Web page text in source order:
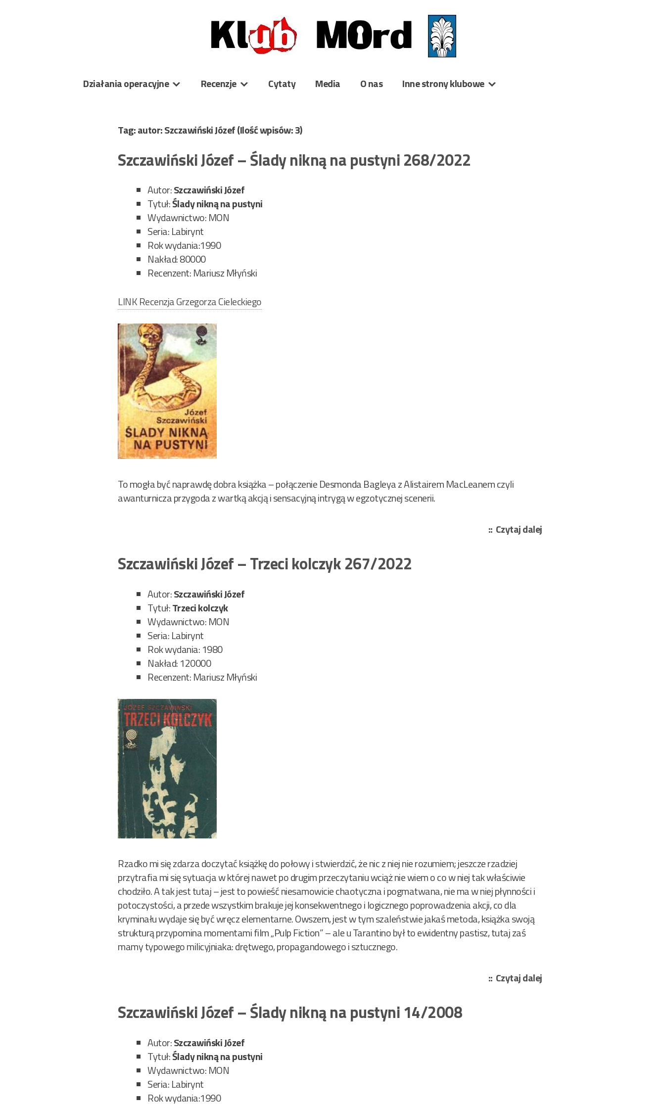
Działania operacyjne Recenzje Cytaty Media O nas Inne strony klubowe
Tag: autor: Szczawiński Józef(Ilość wpisów: 3)
Szczawiński Józef – Ślady nikną na pustyni 268/2022
Autor:Szczawiński Józef
Tytuł:Ślady nikną na pustyni
Wydawnictwo: MON
Seria: Labirynt
Rok wydania:1990
Nakład: 80000
Recenzent: Mariusz Młyński
LINK Recenzja Grzegorza Cieleckiego
To mogła być naprawdę dobra książka – połączenie Desmonda Bagleya z Alistairem MacLeanem czyli
awanturnicza przygoda z wartką akcją i sensacyjną intrygą w egzotycznej scenerii.
Czytaj dalej„Szczawiński
Szczawiński Józef – Trzeci kolczyk 267/2022
Autor:Szczawiński Józef
Tytuł:Trzeci kolczyk
Wydawnictwo: MON
Seria: Labirynt
Rok wydania: 1980
Nakład: 120000
Recenzent: Mariusz Młyński
Rzadko mi się zdarza doczytać książkę do połowy i stwierdzić, że nic z niej nie rozumiem; jeszcze rzadziej
przytrafia mi się sytuacja w której nawet po drugim przeczytaniu wciąż nie wiem o co w niej tak właściwie
chodziło. A tak jest tutaj – jest to powieść niesamowicie chaotyczna i pogmatwana, nie ma w niej płynności i
potoczystości, a przede wszystkim brakuje jej konsekwentnego i logicznego poprowadzenia akcji, co dla
kryminału wydaje się być wręcz elementarne. Owszem, jest w tym szaleństwie jakaś metoda, książka swoją
strukturą przypomina momentami film „Pulp Fiction” – ale u Tarantino był to ewidentny pastisz, tutaj zaś
mamy typowego milicyjniaka: drętwego, propagandowego i sztucznego.
Czytaj dalej„Szczawiński
Szczawiński Józef – Ślady nikną na pustyni 14/2008
Autor:Szczawiński Józef
Tytuł:Ślady nikną na pustyni
Wydawnictwo: MON
Seria: Labirynt
Rok wydania:1990